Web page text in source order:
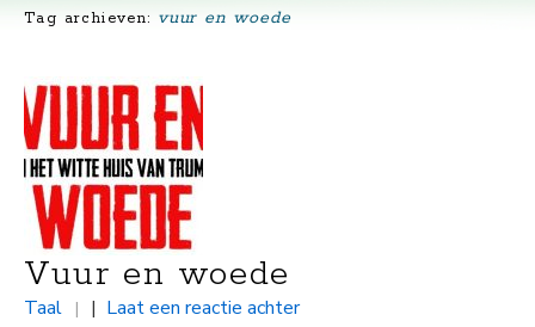
Tag archieven: vuur en woede
Vuur en woede
Taal | | Laat een reactie achter